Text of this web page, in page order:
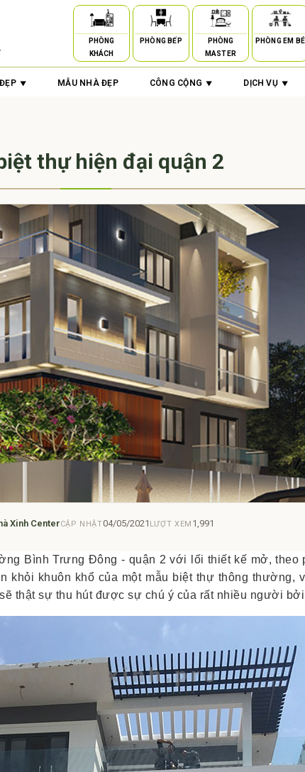
PHÒNG
KHÁCH
PHÒNG BẾP
PHÒNG
MASTER
PHÒNG EM BÉ
MẪU NHÀ ĐẸP CÔNG CỘNG DỊCH VỤ
thự hiện đại quận 2
Xinh CenterCẬP NHẬT04/05/2021 LƯỢT XEM 1,991
Bình Trưng Đông - quận 2 với lối thiết kế mở, theo
khỏi khuôn khổ của một mẫu biệt thự thông thường,
thật sự thu hút được sự chú ý của rất nhiều người